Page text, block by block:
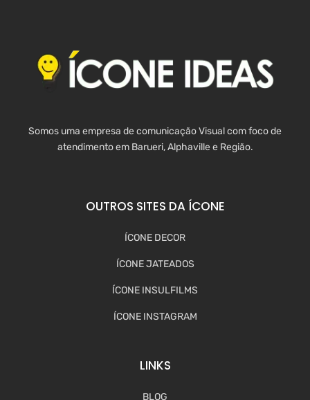
Somos uma empresa de comunicação Visual com foco de
atendimento em Barueri, Alphaville e Região.
OUTROS SITES DA ÍCONE
ÍCONE DECOR
ÍCONE JATEADOS
ÍCONE INSULFILMS
ÍCONE INSTAGRAM
LINKS
BLOG